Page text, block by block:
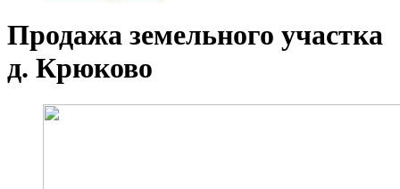
Продажа земельного участка
д. Крюково